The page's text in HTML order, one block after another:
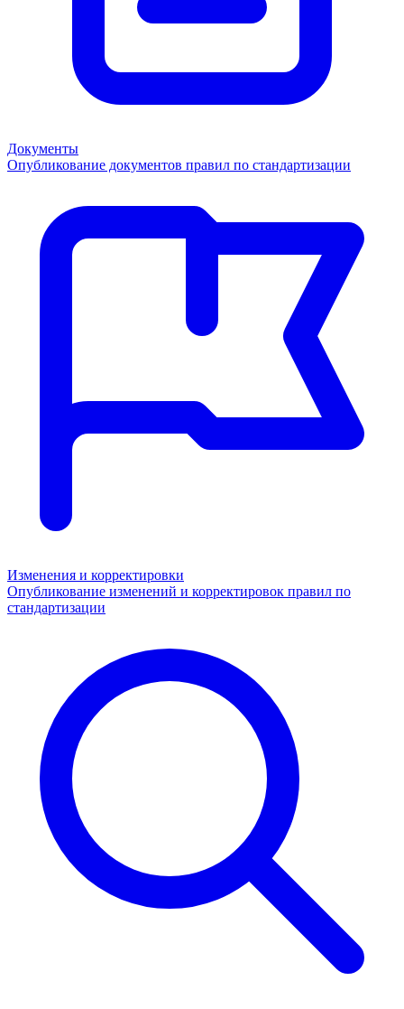
Документы
Опубликование документов правил по стандартизации
Изменения и корректировки
Опубликование изменений и корректировок правил по
стандартизации